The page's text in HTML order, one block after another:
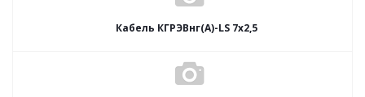
Кабель КГРЭВнг(А)-LS 7х2,5